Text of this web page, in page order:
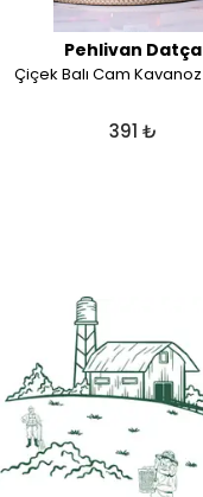
Pehlivan Datça
391 ₺